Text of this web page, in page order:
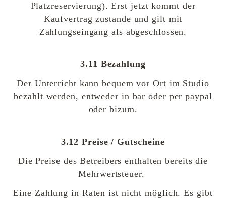
Platzreservierung). Erst jetzt kommt der
Kaufvertrag zustande und gilt mit
Zahlungseingang als abgeschlossen.
3.11 Bezahlung
Der Unterricht kann bequem vor Ort im Studio
bezahlt werden, entweder in bar oder per paypal
oder bizum.
3.12 Preise / Gutscheine
Die Preise des Betreibers enthalten bereits die
Mehrwertsteuer.
Eine Zahlung in Raten ist nicht möglich. Es gibt